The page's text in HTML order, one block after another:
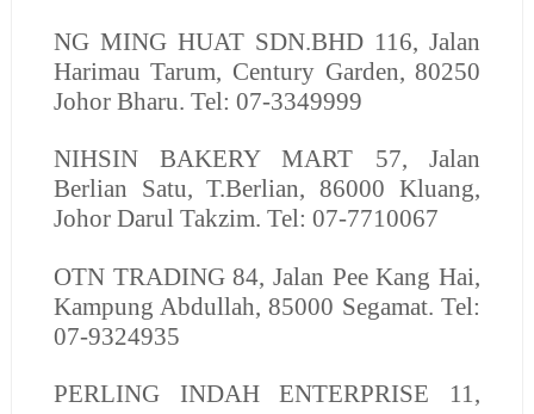
NG MING HUAT SDN.BHD 116, Jalan
Harimau Tarum, Century Garden, 80250
Johor Bharu. Tel: 07-3349999
NIHSIN BAKERY MART 57, Jalan
Berlian Satu, T.Berlian, 86000 Kluang,
Johor Darul Takzim. Tel: 07-7710067
OTN TRADING84, Jalan Pee Kang Hai,
Kampung Abdullah, 85000 Segamat. Tel:
07-9324935
PERLING INDAH ENTERPRISE 11,